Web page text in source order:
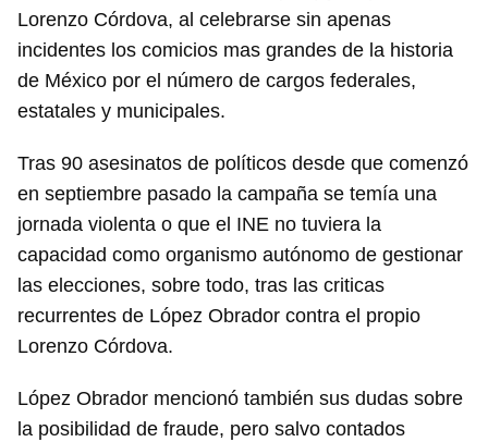
Lorenzo Córdova, al celebrarse sin apenas
incidentes los comicios mas grandes de la historia
de México por el número de cargos federales,
estatales y municipales.
Tras 90 asesinatos de políticos desde que comenzó
en septiembre pasado la campaña se temía una
jornada violenta o que el INE no tuviera la
capacidad como organismo autónomo de gestionar
las elecciones, sobre todo, tras las criticas
recurrentes de López Obrador contra el propio
Lorenzo Córdova.
López Obrador mencionó también sus dudas sobre
la posibilidad de fraude, pero salvo contados